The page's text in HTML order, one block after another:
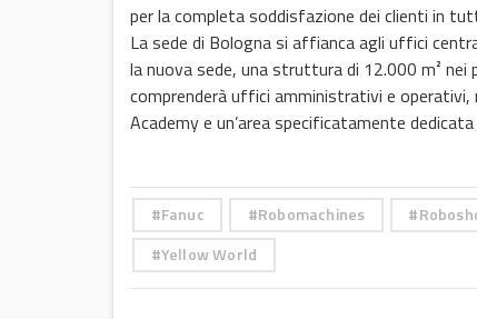
per la completa soddisfazione dei clienti in
La sede di Bologna si affianca agli uffici
la nuova sede, una struttura di 12.000 m²
comprenderà uffici amministrativi e operativi,
Academy e un’area specificatamente
Fanuc Robomachines
Yellow World